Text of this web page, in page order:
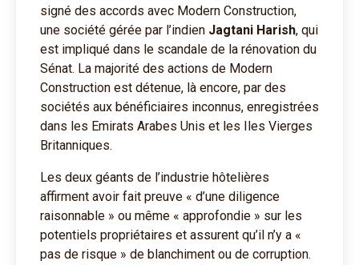
signé des accords avec Modern Construction,
une société gérée par l’indien Jagtani Harish, qui
est impliqué dans le scandale de la rénovation du
Sénat. La majorité des actions de Modern
Construction est détenue, là encore, par des
sociétés aux bénéficiaires inconnus, enregistrées
dans les Emirats Arabes Unis et les Iles Vierges
Britanniques.
Les deux géants de l’industrie hôtelières
affirment avoir fait preuve « d’une diligence
raisonnable » ou même « approfondie » sur les
potentiels propriétaires et assurent qu’il n’y a «
pas de risque » de blanchiment ou de corruption.